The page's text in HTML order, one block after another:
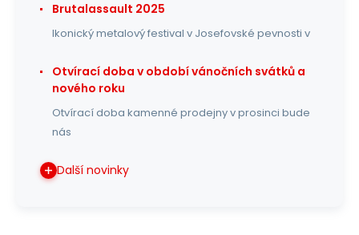
Brutalassault 2025
Ikonický metalový festival v Josefovské pevnosti v
Otvírací doba v období vánočních svátků a
nového roku
Otvírací doba kamenné prodejny v prosinci bude
nás
Další novinky